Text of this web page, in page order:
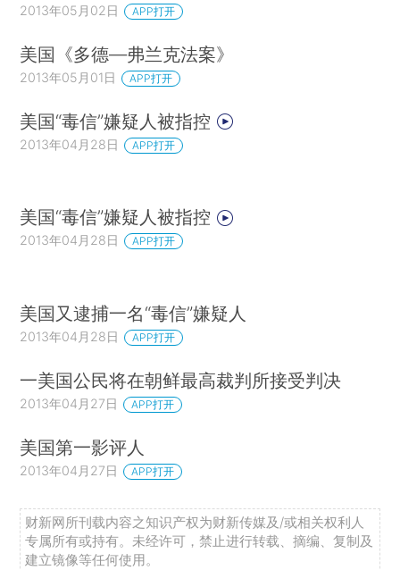
2013年05月02日 APP打开
美国《多德—弗兰克法案》
2013年05月01日 APP打开
美国“毒信”嫌疑人被指控
2013年04月28日 APP打开
美国“毒信”嫌疑人被指控
2013年04月28日 APP打开
美国又逮捕一名“毒信”嫌疑人
2013年04月28日 APP打开
一美国公民将在朝鲜最高裁判所接受判决
2013年04月27日 APP打开
美国第一影评人
2013年04月27日 APP打开
财新网所刊载内容之知识产权为财新传媒及/或相关权利人
专属所有或持有。未经许可，禁止进行转载、摘编、复制及
建立镜像等任何使用。